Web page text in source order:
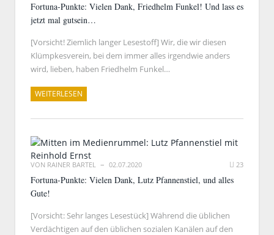
Fortuna-Punkte: Vielen Dank, Friedhelm Funkel! Und lass es
jetzt mal gutsein…
[Vorsicht! Ziemlich langer Lesestoff] Wir, die wir diesen
Klümpkesverein, bei dem immer alles irgendwie anders
wird, lieben, haben Friedhelm Funkel…
WEITERLESEN
VON RAINER BARTEL 02.07.2020 23
Fortuna-Punkte: Vielen Dank, Lutz Pfannenstiel, und alles
Gute!
[Vorsicht: Sehr langes Lesestück] Während die üblichen
Verdächtigen auf den üblichen sozialen Kanälen auf den